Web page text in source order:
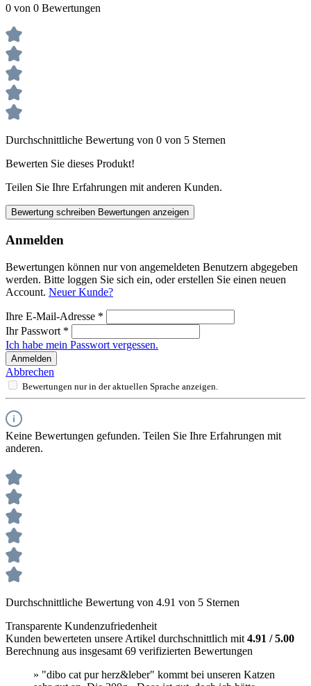
0 von 0 Bewertungen
Durchschnittliche Bewertung von 0 von 5 Sternen
Bewerten Sie dieses Produkt!
Teilen Sie Ihre Erfahrungen mit anderen Kunden.
Bewertung schreiben Bewertungen anzeigen
Anmelden
Bewertungen können nur von angemeldeten Benutzern abgegeben
werden. Bitte loggen Sie sich ein, oder erstellen Sie einen neuen
Account. Neuer Kunde?
Ihre E-Mail-Adresse *
Ihr Passwort *
Ich habe mein Passwort vergessen.
Anmelden
Abbrechen
Bewertungen nur in der aktuellen Sprache anzeigen.
Keine Bewertungen gefunden. Teilen Sie Ihre Erfahrungen mit
anderen.
Durchschnittliche Bewertung von 4.91 von 5 Sternen
Transparente Kundenzufriedenheit
Kunden bewerteten unsere Artikel durchschnittlich mit 4.91 / 5.00
Berechnung aus insgesamt 69 verifizierten Bewertungen
» "dibo cat pur herz&leber" kommt bei unseren Katzen